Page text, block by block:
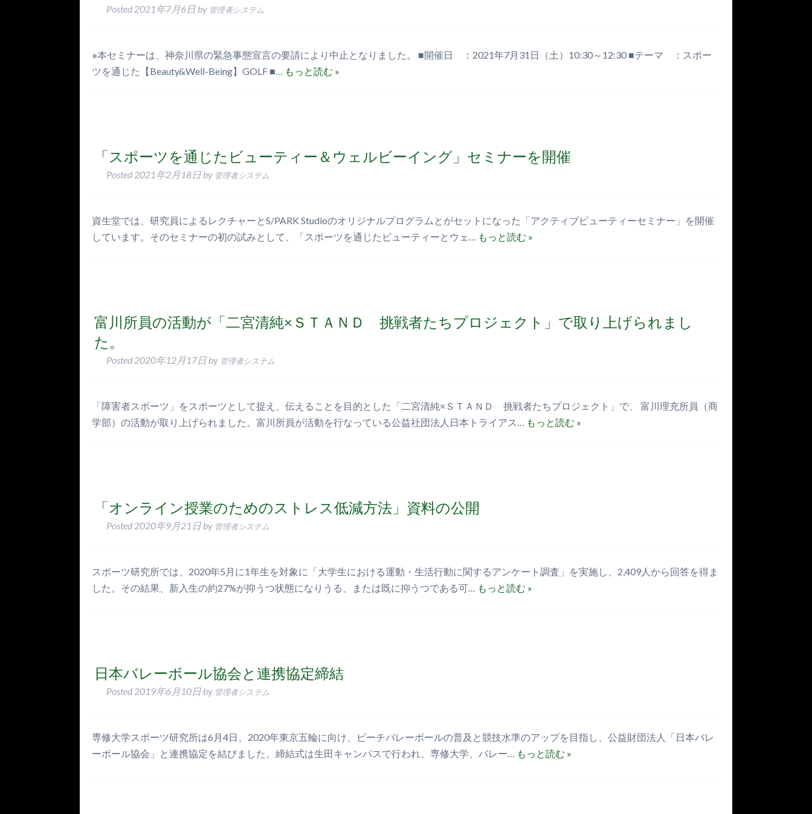
Posted 2021年7月6日 by 管理者システム
※本セミナーは、神奈川県の緊急事態宣言の要請により中止となりました。 ■開催日 ：2021年7月31日（土）10:30～12:30 ■テーマ ：スポー
ツを通じた【Beauty&Well-Being】GOLF ■… もっと読む »
「スポーツを通じたビューティー＆ウェルビーイング」セミナーを開催
Posted 2021年2月18日 by 管理者システム
資生堂では、研究員によるレクチャーとS/PARK Studioのオリジナルプログラムとがセットになった「アクティブビューティーセミナー」を開催
しています。そのセミナーの初の試みとして、「スポーツを通じたビューティーとウェ… もっと読む »
富川所員の活動が「二宮清純×ＳＴＡＮＤ 挑戦者たちプロジェクト」で取り上げられまし
た。
Posted 2020年12月17日 by 管理者システム
「障害者スポーツ」をスポーツとして捉え、伝えることを目的とした「二宮清純×ＳＴＡＮＤ 挑戦者たちプロジェクト」で、 富川理充所員（商
学部）の活動が取り上げられました。富川所員が活動を行なっている公益社団法人日本トライアス… もっと読む »
「オンライン授業のためのストレス低減方法」資料の公開
Posted 2020年9月21日 by 管理者システム
スポーツ研究所では、2020年5月に1年生を対象に「大学生における運動・生活行動に関するアンケート調査」を実施し、2,409人から回答を得ま
した。その結果、新入生の約27%が抑うつ状態になりうる、または既に抑うつである可… もっと読む »
日本バレーボール協会と連携協定締結
Posted 2019年6月10日 by 管理者システム
専修大学スポーツ研究所は6月4日、2020年東京五輪に向け、ビーチバレーボールの普及と競技水準のアップを目指し、公益財団法人「日本バレ
ーボール協会」と連携協定を結びました。締結式は生田キャンパスで行われ、専修大学、バレー… もっと読む »